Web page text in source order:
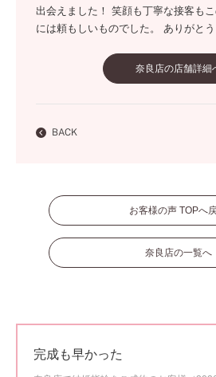
出会えました！ 笑顔も丁寧な接客も
には頼もしいものでした。 ありがとう
奈良店の店舗詳細
BACK
お客様の声 TOPへ
奈良店の一覧へ
完成も早かった